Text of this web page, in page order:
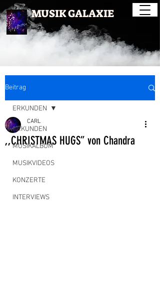
MUSIK GALAXIE
Beitrag
ERKUNDEN
MUSIKALBUM
MUSIKVIDEOS
KONZERTE
INTERVIEWS
ERKUNDEN
,,CHRISTMAS HUGS” von Chandra
CARL